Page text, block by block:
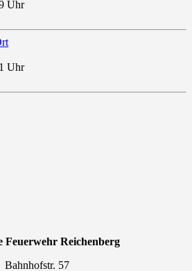
Uhr
Uhr
Feuerwehr Reichenberg
Bahnhofstr. 57